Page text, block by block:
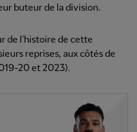
buteur de la division.
de l'histoire de cette
reprises, aux côtés de
20 et 2023).